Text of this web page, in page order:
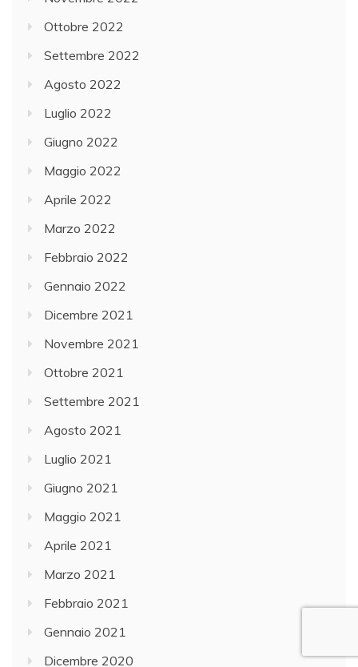
Ottobre 2022
Settembre 2022
Agosto 2022
Luglio 2022
Giugno 2022
Maggio 2022
Aprile 2022
Marzo 2022
Febbraio 2022
Gennaio 2022
Dicembre 2021
Novembre 2021
Ottobre 2021
Settembre 2021
Agosto 2021
Luglio 2021
Giugno 2021
Maggio 2021
Aprile 2021
Marzo 2021
Febbraio 2021
Gennaio 2021
Dicembre 2020